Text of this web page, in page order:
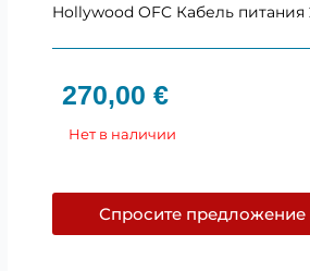
Hollywood OFC Кабель
270,00 €
Нет в наличии
Спросите предложение